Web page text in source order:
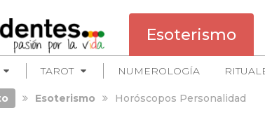
Esoterismo
TAROT NUMEROLOGÍA
Esoterismo Horóscopos Personalidad